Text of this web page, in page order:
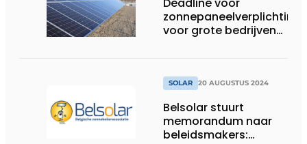
zonnepaneelverplichting
voor grote bedrijven
SOLAR 20 AUGUSTUS 2024
Belsolar stuurt
memorandum naar
beleidsmakers: